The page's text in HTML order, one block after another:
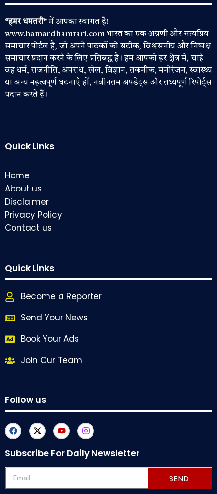
“हमर धमतरी”में आपका स्वागत है!
www.hamardhamtari.com भारत का एक अग्रणी और सत्यप्रिय
समाचार पोर्टल है, जो अपने पाठकों को सटीक, विश्वसनीय और निष्पक्ष
समाचार प्रदान करने के लिए प्रतिबद्ध है। हम आपको हर क्षेत्र में, चाहे
वह धर्म, राजनीति, अपराध, खेल, विज्ञान, तकनीक, मनोरंजन, स्वास्थ्य
या अन्य महत्वपूर्ण घटनाएँ हों, नवीनतम अपडेट्स और तथ्यपूर्ण रिपोर्ट्स
प्रदान करते हैं।
Quick Links
Home
About us
Disclaimer
Privacy Policy
Contact us
Quick Links
Become a Reporter
Send Your News
Book Your Ads
Join Our Team
Follow us
Subscribe For Daily Newsletter
SEND